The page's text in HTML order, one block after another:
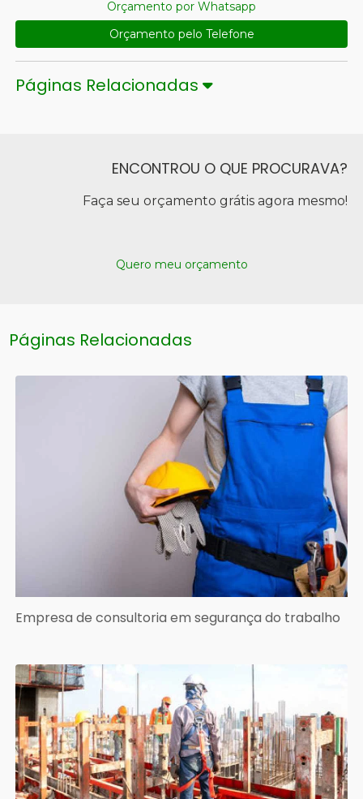
Orçamento por Whatsapp
Orçamento pelo Telefone
Páginas Relacionadas
ENCONTROU O QUE PROCURAVA?
Faça seu orçamento grátis agora mesmo!
Quero meu orçamento
Páginas Relacionadas
Empresa de consultoria em segurança do trabalho